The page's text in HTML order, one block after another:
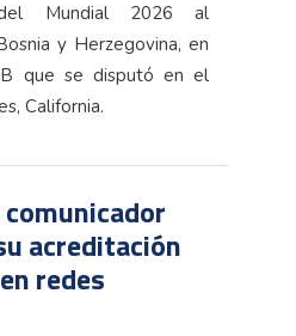
Mundial 2026 al
y Herzegovina, en
que se disputó en el
California.
acreditación
redes